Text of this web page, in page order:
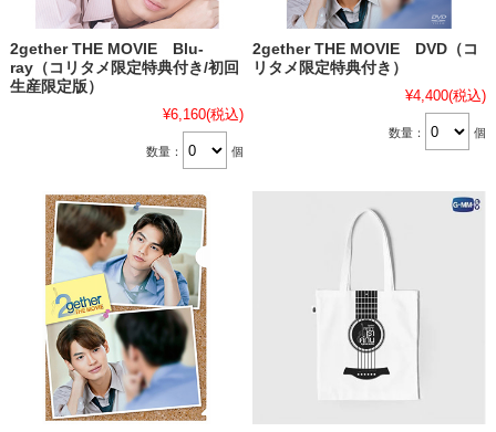
2gether THE MOVIE Blu-
ray（コリタメ限定特典付き/初回
生産限定版）
¥6,160(税込)
数量： 個
2gether THE MOVIE DVD（コ
リタメ限定特典付き）
¥4,400(税込)
数量： 個